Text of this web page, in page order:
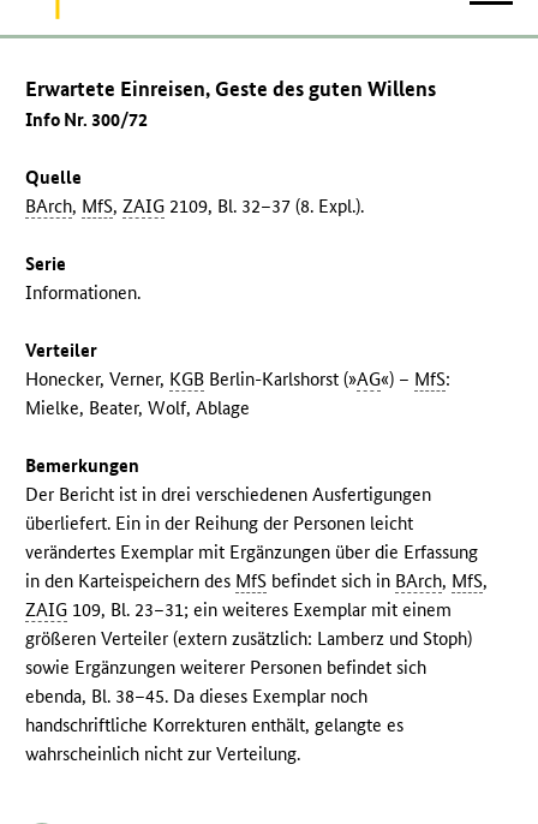
Erwartete Einreisen, Geste des guten Willens
Info Nr. 300/72
Quelle
BArch, MfS,ZAIG 2109, Bl. 32–37 (8. Expl.).
Serie
Informationen.
Verteiler
Honecker, Verner, KGB Berlin-Karlshorst (»AG«) – MfS:
Mielke, Beater, Wolf, Ablage
Bemerkungen
Der Bericht ist in drei verschiedenen Ausfertigungen
überliefert. Ein in der Reihung der Personen leicht
verändertes Exemplar mit Ergänzungen über die Erfassung
in den Karteispeichern des MfS befindet sich in BArch, MfS,
ZAIG 109, Bl. 23–31; ein weiteres Exemplar mit einem
größeren Verteiler (extern zusätzlich: Lamberz und Stoph)
sowie Ergänzungen weiterer Personen befindet sich
ebenda, Bl. 38–45. Da dieses Exemplar noch
handschriftliche Korrekturen enthält, gelangte es
wahrscheinlich nicht zur Verteilung.